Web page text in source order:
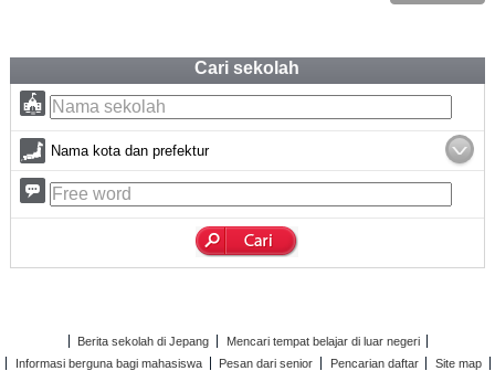
Cari sekolah
Nama kota dan prefektur
Berita sekolah di Jepang
Mencari tempat belajar di luar negeri
Informasi berguna bagi mahasiswa
Pesan dari senior Pencarian daftar
Site map